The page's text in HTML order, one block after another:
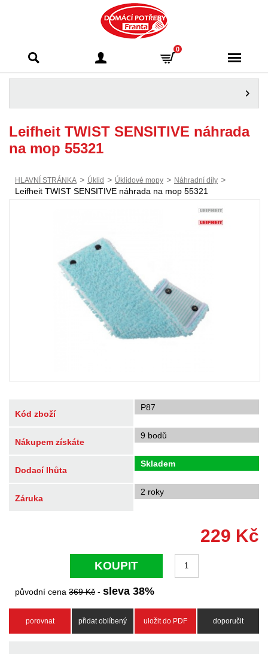
Franta - Příbram
0
Leifheit TWIST SENSITIVE náhrada
na mop 55321
HLAVNÍ STRÁNKA > Úklid > Úklidové mopy > Náhradní díly >
Leifheit TWIST SENSITIVE náhrada na mop 55321
Kód zboží
P87
Nákupem získáte
9 bodů
Dodací lhůta
Skladem
Záruka
2 roky
229 Kč
KOUPIT
původní cena 369Kč - sleva 38%
porovnat přidat oblíbený uložit do PDF doporučit